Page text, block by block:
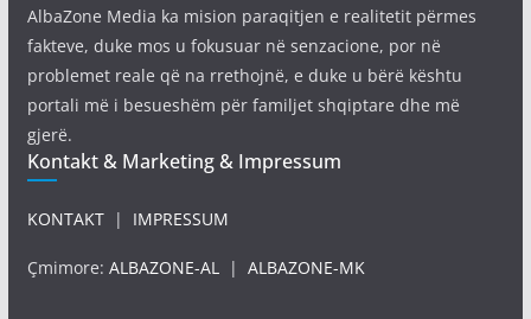
AlbaZone Media ka mision paraqitjen e realitetit përmes
fakteve, duke mos u fokusuar në senzacione, por në
problemet reale që na rrethojnë, e duke u bërë kështu
portali më i besueshëm për familjet shqiptare dhe më
gjerë.
Kontakt & Marketing & Impressum
KONTAKT| IMPRESSUM
Çmimore: ALBAZONE-AL | ALBAZONE-MK